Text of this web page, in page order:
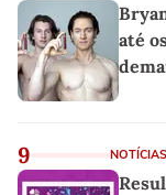
até
9 NOTÍCIAS